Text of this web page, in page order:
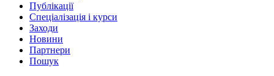
Публікації
Cпеціалізація і курси
Заходи
Новини
Партнери
Пошук